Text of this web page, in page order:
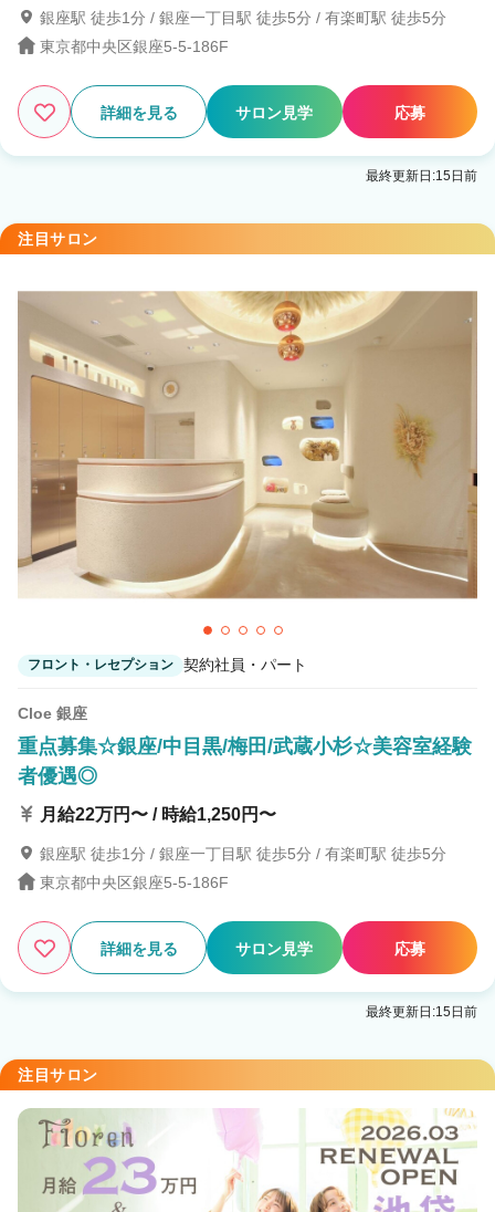
銀座駅 徒歩1分 / 銀座一丁目駅 徒歩5分 / 有楽町駅 徒歩5分
東京都中央区銀座5-5-186F
詳細を見る サロン見学 応募
最終更新日:15日前
注目サロン
フロント・レセプション 契約社員・パート
Cloe 銀座
重点募集☆銀座/中目黒/梅田/武蔵小杉☆美容室経験
者優遇◎
月給22万円〜 / 時給1,250円〜
銀座駅 徒歩1分 / 銀座一丁目駅 徒歩5分 / 有楽町駅 徒歩5分
東京都中央区銀座5-5-186F
詳細を見る サロン見学 応募
最終更新日:15日前
注目サロン